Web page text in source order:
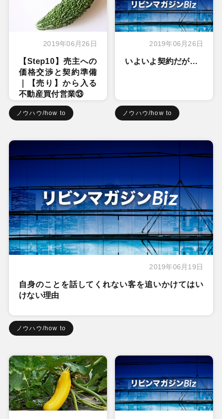
2019年06月26日
【Step10】売主への
価格交渉と契約準備
｜【売り】から入る
不動産買付営業⑬
ノウハウ/how to
2019年06月26日
いよいよ契約だが…
ノウハウ/how to
2019年06月19日
自身のことを話してくれない客を追いかけてはい
けない理由
ノウハウ/how to